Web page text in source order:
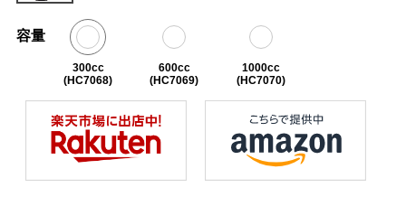
容量
300cc
(HC7068)
600cc
(HC7069)
1000cc
(HC7070)